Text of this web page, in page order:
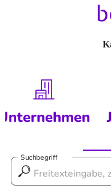
Suchbegriff